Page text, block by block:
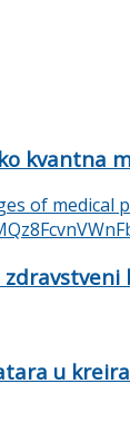
kvantna
u